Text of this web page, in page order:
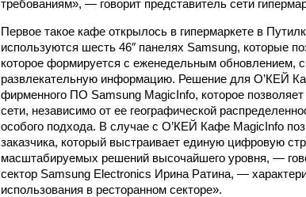
требованиям», — говорит представитель сети
Первое такое кафе открылось в гипермаркете в
используются шесть 46″ панелях Samsung, которые
которое формируется с еженедельным обновлением,
развлекательную информацию. Решение для О’КЕЙ
фирменного ПО Samsung MagicInfo, которое
сети, независимо от ее географической
особого подхода. В случае с О’КЕЙ Кафе MagicInfo
заказчика, который выстраивает единую цифровую
масштабируемых решений высочайшего уровня, —
сектор Samsung Electronics Ирина Ратина, —
использования в ресторанном секторе».